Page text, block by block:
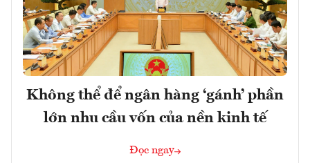
Không thể để ngân hàng ‘gánh’ phần
lớn nhu cầu vốn của nền kinh tế
Đọc ngay